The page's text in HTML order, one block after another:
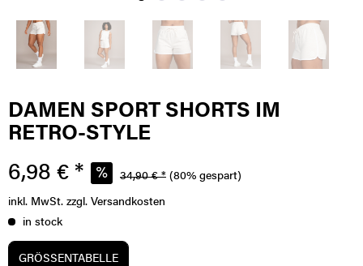
DAMEN SPORT SHORTS IM
RETRO-STYLE
6,98 € * 34,90 € * (80% gespart)
inkl. MwSt. zzgl. Versandkosten
in stock
GRÖSSENTABELLE